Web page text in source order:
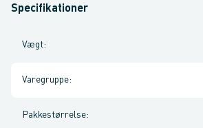
Specifikationer
Vægt:
Varegruppe:
Pakkestørrelse: